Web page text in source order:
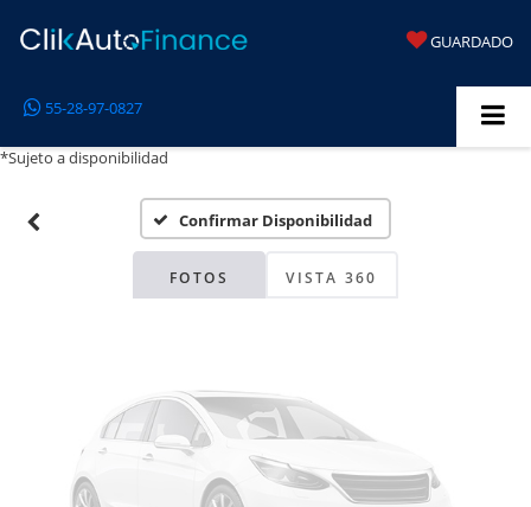
GUARDADO
55-28-97-0827
*Sujeto a disponibilidad
Confirmar Disponibilidad
FOTOS VISTA 360
Disponibles
Por favor, revise luego